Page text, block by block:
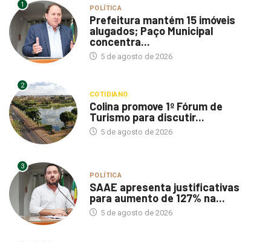
1 POLÍTICA
Prefeitura mantém 15 imóveis
alugados; Paço Municipal
concentra...
5 de agosto de 2026
2
COTIDIANO
Colina promove 1º Fórum de
Turismo para discutir...
5 de agosto de 2026
3
POLÍTICA
SAAE apresenta justificativas
para aumento de 127% na...
5 de agosto de 2026